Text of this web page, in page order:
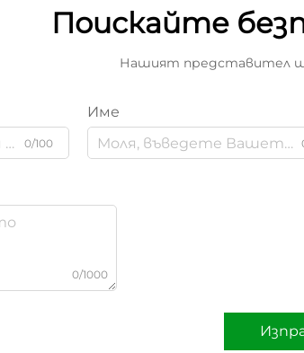
Поискайте
Нашият представител
0/100
Име
0/1000